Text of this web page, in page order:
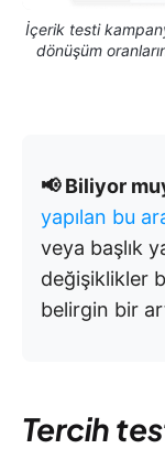
İçerik testi
dönüşüm
📢 Biliyor
yapılan bu
veya başlık
değişiklikler
belirgin bir
Tercih